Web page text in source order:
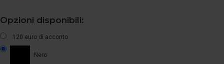
Opzioni disponibili:
120 euro di acconto
Nero